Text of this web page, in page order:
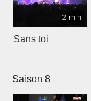
2 min
Sans toi
Saison 8